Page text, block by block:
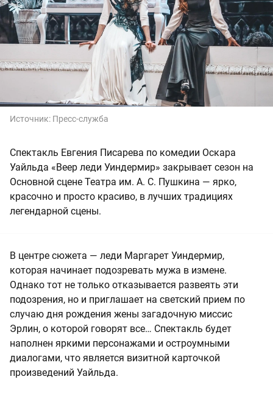
Источник: Пресс-служба
Спектакль Евгения Писарева по комедии Оскара
Уайльда «Веер леди Уиндермир» закрывает сезон на
Основной сцене Театра им. А. С. Пушкина — ярко,
красочно и просто красиво, в лучших традициях
легендарной сцены.
В центре сюжета — леди Маргарет Уиндермир,
которая начинает подозревать мужа в измене.
Однако тот не только отказывается развеять эти
подозрения, но и приглашает на светский прием по
случаю дня рождения жены загадочную миссис
Эрлин, о которой говорят все… Спектакль будет
наполнен яркими персонажами и остроумными
диалогами, что является визитной карточкой
произведений Уайльда.